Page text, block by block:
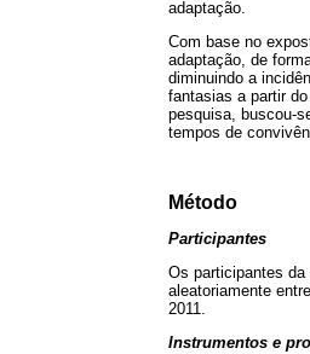
adaptação.
Com base no
adaptação, de
diminuindo a
fantasias a partir
pesquisa, buscou-
tempos de
Método
Participantes
Os participantes
aleatoriamente
2011.
Instrumentos e